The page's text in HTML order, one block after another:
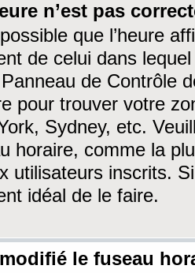
n’est pas
que l’heure
de celui dans
de Contrôle
pour trouver votre
Sydney, etc.
horaire, comme la
utilisateurs inscrits.
idéal de le faire.
modifié le fuseau